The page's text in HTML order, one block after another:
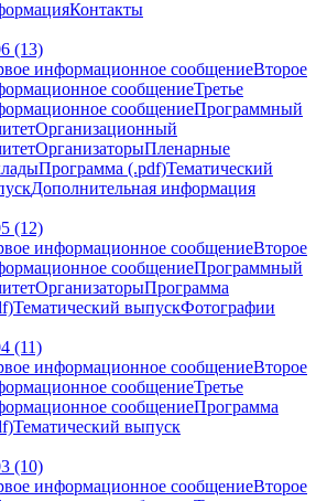
Контакты
(13)
информационное сообщениеВторое
сообщениеТретье
сообщениеПрограммный
Организационный
ОрганизаторыПленарные
Программа (.pdf)Тематический
Дополнительная информация
(12)
информационное сообщениеВторое
сообщениеПрограммный
ОрганизаторыПрограмма
Тематический выпускФотографии
(11)
информационное сообщениеВторое
сообщениеТретье
сообщениеПрограмма
Тематический выпуск
(10)
информационное сообщениеВторое